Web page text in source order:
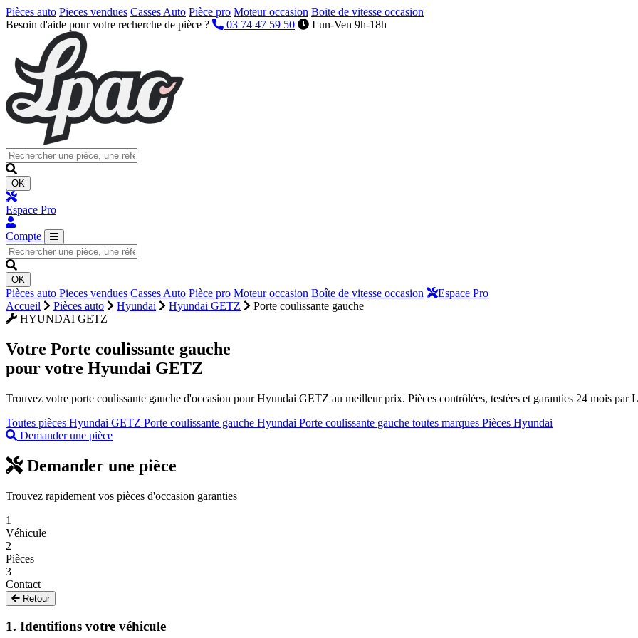
Pièces auto Pieces vendues Casses Auto Pièce pro Moteur occasion Boite de vitesse occasion
Besoin d'aide pour votre recherche de pièce ?
03 74 47 59 50 Lun-Ven 9h-18h
OK
Espace Pro
Compte
OK
Pièces auto Pieces vendues Casses Auto Pièce pro Moteur occasion Boîte de vitesse occasion
Espace Pro
Accueil
Pièces auto Hyundai Hyundai GETZ
Porte coulissante gauche
HYUNDAI GETZ
Votre Porte coulissante gauche
pour votre Hyundai GETZ
Trouvez votre porte coulissante gauche d'occasion pour Hyundai GETZ au meilleur prix. Pièces contrôlées, testées et garanties 24 mois par
Toutes pièces Hyundai GETZ Porte coulissante gauche Hyundai Porte coulissante gauche toutes marques Pièces Hyundai
Demander une pièce
Demander une pièce
Trouvez rapidement vos pièces d'occasion garanties
1
Véhicule
2
Pièces
3
Contact
Retour
1. Identifions votre véhicule